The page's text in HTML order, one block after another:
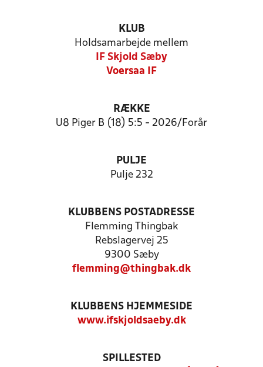
KLUB
Holdsamarbejde mellem
IF Skjold Sæby
Voersaa IF
RÆKKE
U8 Piger B (18) 5:5 - 2026/Forår
PULJE
Pulje 232
KLUBBENS POSTADRESSE
Flemming Thingbak
Rebslagervej 25
9300 Sæby
flemming@thingbak.dk
KLUBBENS HJEMMESIDE
www.ifskjoldsaeby.dk
SPILLESTED